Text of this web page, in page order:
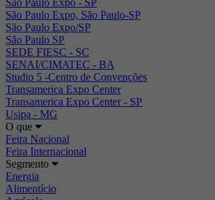
São Paulo Expo, São Paulo-SP
São Paulo Expo/SP
São Paulo SP
SEDE FIESC - SC
SENAI/CIMATEC - BA
Studio 5 -Centro de Convenções
Transamerica Expo Center
Transamerica Expo Center - SP
Usipa - MG
O que
Feira Nacional
Feira Internacional
Segmento
Energia
Alimentício